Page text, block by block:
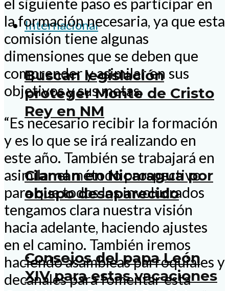
Internacional
Buscan legislación
proteger Monte de Cristo
Rey en NM
Claman en Nicaragua por
obispo desaparecido
Consejos del papa León
XIV para estas vacaciones
el siguiente paso es participar en
la formación necesaria, ya que esta
comisión tiene algunas
dimensiones que se deben que
comprender y asimilar en sus
objetivos y sus metas.
“Es necesario recibir la formación
y es lo que se irá realizando en
este año. También se trabajará en
asimilar el método prospectivo
para que todos los involucrados
tengamos clara nuestra visión
hacia adelante, haciendo ajustes
en el camino. También iremos
haciendo asambleas parroquiales y
decanales para fomentar esta